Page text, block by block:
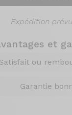
Expédition
et
Satisfait ou
Garantie